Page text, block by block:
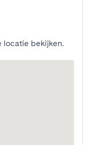
locatie bekijken.